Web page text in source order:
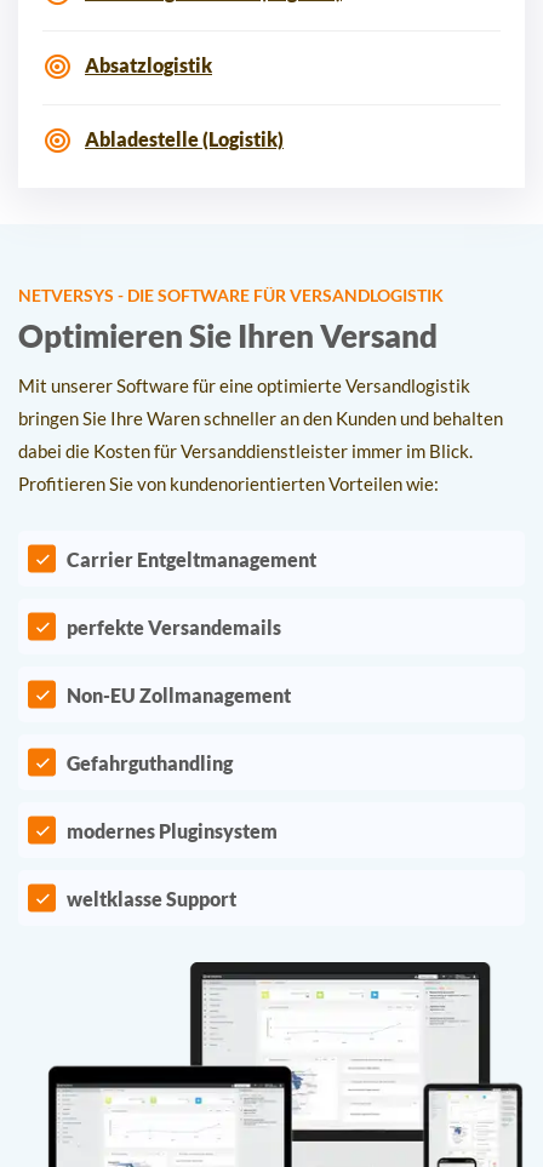
Absatzlogistik
Abladestelle (Logistik)
NETVERSYS - DIE SOFTWARE FÜR VERSANDLOGISTIK
Optimieren Sie Ihren Versand
Mit unserer Software für eine optimierte Versandlogistik
bringen Sie Ihre Waren schneller an den Kunden und behalten
dabei die Kosten für Versanddienstleister immer im Blick.
Profitieren Sie von kundenorientierten Vorteilen wie:
Carrier Entgeltmanagement
perfekte Versandemails
Non-EU Zollmanagement
Gefahrguthandling
modernes Pluginsystem
weltklasse Support